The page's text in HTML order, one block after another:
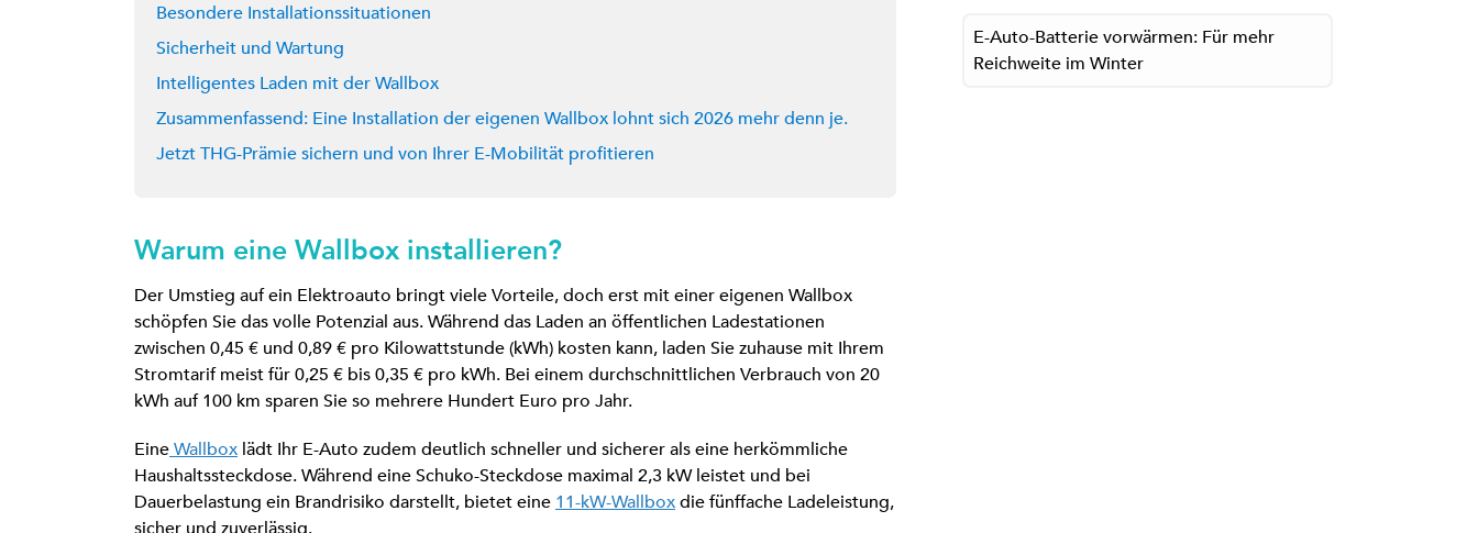
Besondere Installationssituationen
Sicherheit und Wartung
Intelligentes Laden mit der Wallbox
Zusammenfassend: Eine Installation der eigenen Wallbox lohnt sich 2026 mehr denn je.
Jetzt THG-Prämie sichern und von Ihrer E-Mobilität profitieren
Warum eine Wallbox installieren?
Der Umstieg auf ein Elektroauto bringt viele Vorteile, doch erst mit einer eigenen Wallbox
schöpfen Sie das volle Potenzial aus. Während das Laden an öffentlichen Ladestationen
zwischen 0,45 € und 0,89 € pro Kilowattstunde (kWh) kosten kann, laden Sie zuhause mit Ihrem
Stromtarif meist für 0,25 € bis 0,35 € pro kWh. Bei einem durchschnittlichen Verbrauch von 20
kWh auf 100 km sparen Sie so mehrere Hundert Euro pro Jahr.
EineWallbox lädt Ihr E-Auto zudem deutlich schneller und sicherer als eine herkömmliche
Haushaltssteckdose. Während eine Schuko-Steckdose maximal 2,3 kW leistet und bei
Dauerbelastung ein Brandrisiko darstellt, bietet eine 11-kW-Wallboxdie fünffache Ladeleistung,
E-Auto-Batterie vorwärmen: Für mehr
Reichweite im Winter